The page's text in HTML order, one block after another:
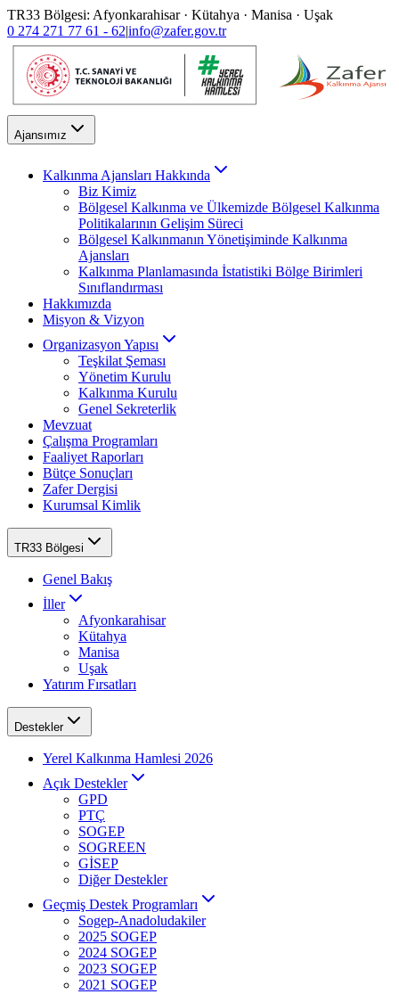
TR33 Bölgesi: Afyonkarahisar · Kütahya · Manisa · Uşak
0 274 271 77 61 - 62|info@zafer.gov.tr
Ajansımız
Kalkınma Ajansları Hakkında
Biz Kimiz
Bölgesel Kalkınma ve Ülkemizde Bölgesel Kalkınma
Politikalarının Gelişim Süreci
Bölgesel Kalkınmanın Yönetişiminde Kalkınma
Ajansları
Kalkınma Planlamasında İstatistiki Bölge Birimleri
Sınıflandırması
Hakkımızda
Misyon & Vizyon
Organizasyon Yapısı
Teşkilat Şeması
Yönetim Kurulu
Kalkınma Kurulu
Genel Sekreterlik
Mevzuat
Çalışma Programları
Faaliyet Raporları
Bütçe Sonuçları
Zafer Dergisi
Kurumsal Kimlik
TR33 Bölgesi
Genel Bakış
İller
Afyonkarahisar
Kütahya
Manisa
Uşak
Yatırım Fırsatları
Destekler
Yerel Kalkınma Hamlesi 2026
Açık Destekler
GPD
PTÇ
SOGEP
SOGREEN
GİSEP
Diğer Destekler
Geçmiş Destek Programları
Sogep-Anadoludakiler
2025 SOGEP
2024 SOGEP
2023 SOGEP
2021 SOGEP